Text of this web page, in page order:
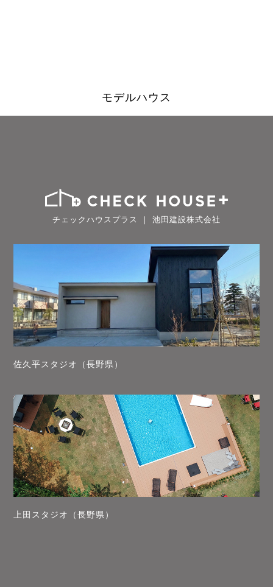
モデルハウス
チェックハウスプラス ｜ 池田建設株式会社
佐久平スタジオ（長野県）
上田スタジオ（長野県）